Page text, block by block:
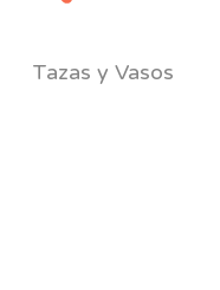
Tazas y Vasos